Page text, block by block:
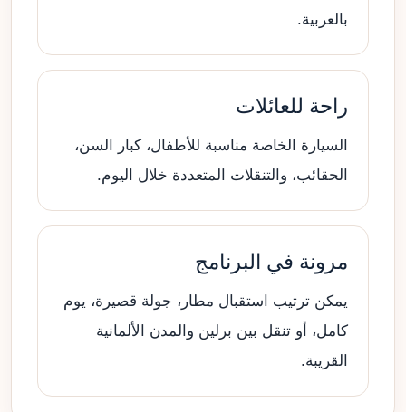
بالعربية.
راحة للعائلات
السيارة الخاصة مناسبة للأطفال، كبار السن،
الحقائب، والتنقلات المتعددة خلال اليوم.
مرونة في البرنامج
يمكن ترتيب استقبال مطار، جولة قصيرة، يوم
كامل، أو تنقل بين برلين والمدن الألمانية
القريبة.